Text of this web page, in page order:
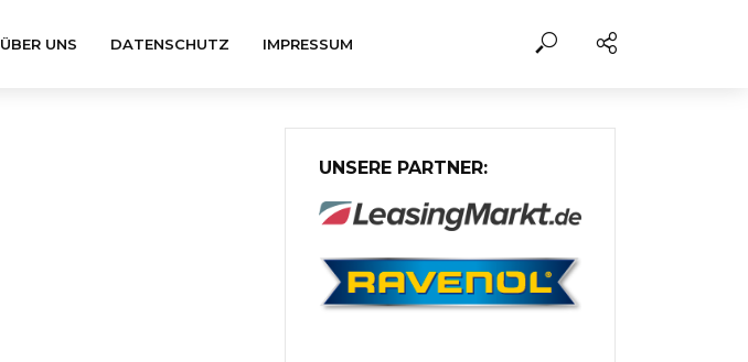
ÜBER UNS DATENSCHUTZ IMPRESSUM
UNSERE PARTNER: